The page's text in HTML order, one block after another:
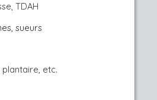
TDAH
sueurs
etc.